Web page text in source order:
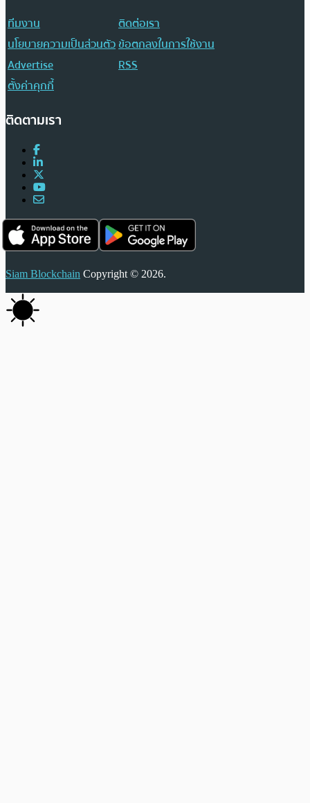
ทีมงาน
ติดต่อเรา
นโยบายความเป็นส่วนตัวข้อตกลงในการใช้งาน
Advertise
RSS
ตั้งค่าคุกกี้
ติดตามเรา
Siam Blockchain Copyright © 2026.